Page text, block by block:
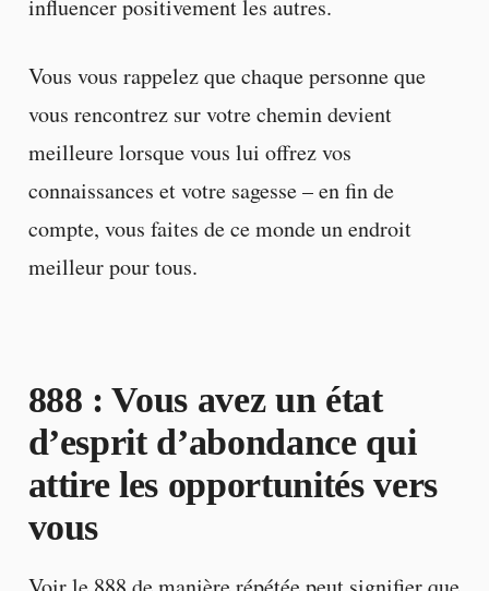
influencer positivement les autres.
Vous vous rappelez que chaque personne que
vous rencontrez sur votre chemin devient
meilleure lorsque vous lui offrez vos
connaissances et votre sagesse – en fin de
compte, vous faites de ce monde un endroit
meilleur pour tous.
888 : Vous avez un état
d’esprit d’abondance qui
attire les opportunités vers
vous